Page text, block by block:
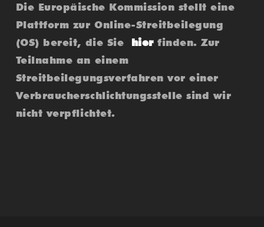
Die Europäische Kommission stellt eine
Plattform zur Online-Streitbeilegung
(OS) bereit, die Sie hierfinden. Zur
Teilnahme an einem
Streitbeilegungsverfahren vor einer
Verbraucherschlichtungsstelle sind wir
nicht verpflichtet.